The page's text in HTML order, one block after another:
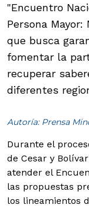
"Encuentro
Persona Mayor:
que busca
fomentar la
recuperar
diferentes
Autoría: Prensa
Durante el
de Cesar y
atender el
las propuestas
los lineamientos